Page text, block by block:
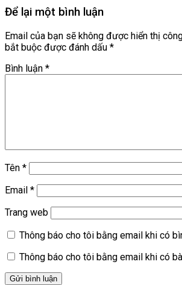
Để lại một bình luận
Email của bạn sẽ không được hiển thị
bắt buộc được đánh dấu *
Bình luận *
Tên *
Email *
Trang web
Thông báo cho tôi bằng email khi có
Thông báo cho tôi bằng email khi có